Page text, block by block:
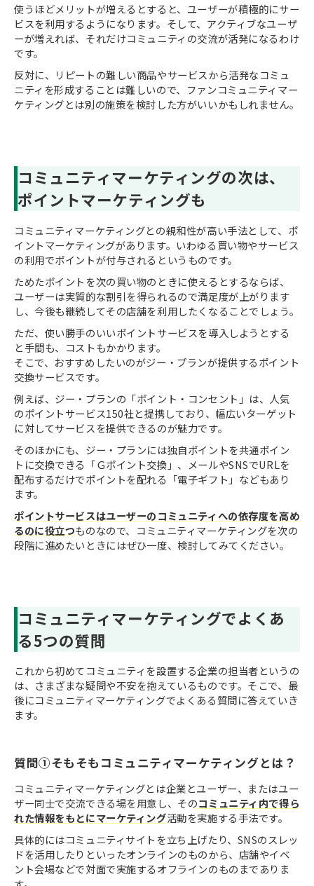
使うほどメリットが増えるとすると、ユーザーが積極的にサー
ビスを利用するようになります。そして、アクティブなユーザ
ーが増えれば、それだけコミュニティの交流が活発になるわけ
です。
反対に、リピートの難しい商品やサービスから活発なコミュ
ニティを形成することは難しいので、ファンコミュニティマー
ケティングとは別の施策を検討した方がいいかもしれません。
コミュニティマーケティングの次は、
ポイントマーケティングも
コミュニティマーケティングとの親和性が高い手法として、ポ
イントマーケティングがあります。いわゆる買い物やサービス
の利用でポイントが付与されるというものです。
ためたポイントを次の買い物のときに使えるとするならば、
ユーザーは実質的な割引を得られるので満足度が上がります
し、今後も継続してその店舗を利用したくなることでしょう。
ただ、使い勝手のいいポイントサービスを導入しようとする
と手間も、コストもかかります。
そこで、おすすめしたいのがジー・プランが提供するポイント
交換サービスです。
例えば、ジー・プランの「ポイント・コンセント」は、人気
のポイントサービス150社と提携しており、幅広いターゲット
に対してサービスを提供できるのが魅力です。
そのほかにも、ジー・プランには独自ポイントを共通ポイン
トに交換できる「Ｇポイント交換」、メールやSNSでURLを
配布するだけでポイントを配れる「電子ギフト」などもあり
ます。
ポイントサービスはユーザーのコミュニティへの依存度を高め
るのに役立つものなので、コミュニティマーケティングを次の
段階に進めたいときにはぜひ一度、検討してみてください。
コミュニティマーケティングでよくあ
る5つの質問
これから初めてコミュニティを設置する企業の担当者というの
は、さまざまな疑問や不安を抱えているものです。そこで、最
後にコミュニティマーケティングでよくある質問に答えていき
ます。
質問①そもそもコミュニティマーケティングとは？
コミュニティマーケティングとは企業とユーザー、またはユー
ザー同士で交流できる場を用意し、そのコミュニティ内で得ら
れた情報をもとにマーケティング活動を実施する手法です。
具体的にはコミュニティサイトを立ち上げたり、SNSのスレッ
ドを活用したりといったオンラインのものから、店舗やイベ
ント会場などで対面で実施するオフラインのものまでありま